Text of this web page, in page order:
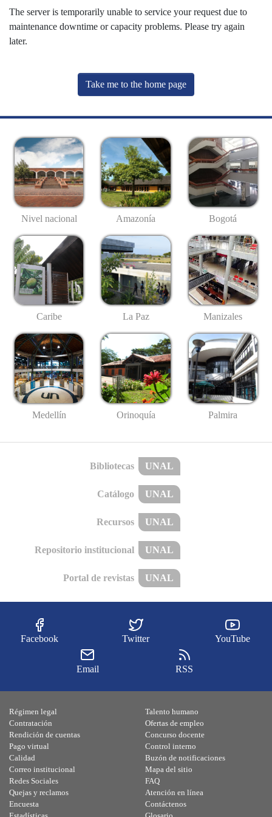
The server is temporarily unable to service your request due to
maintenance downtime or capacity problems. Please try again
later.
Take me to the home page
Nivel nacional Amazonía Bogotá
Caribe La Paz Manizales
Medellín Orinoquía Palmira
Bibliotecas UNAL
Catálogo UNAL
Recursos UNAL
Repositorio institucional UNAL
Portal de revistas UNAL
Facebook Twitter YouTube
Email RSS
Régimen legal
Contratación
Rendición de cuentas
Pago virtual
Calidad
Talento humano
Ofertas de empleo
Concurso docente
Control interno
Buzón de notificaciones
Correo institucional
Redes Sociales
Quejas y reclamos
Encuesta
Mapa del sitio
FAQ
Atención en línea
Contáctenos